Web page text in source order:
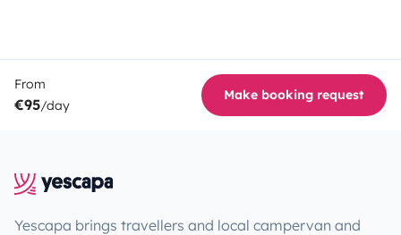
From
€95/day
Make booking request
Yescapa brings travellers and local campervan and